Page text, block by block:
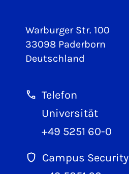
Warburger Str. 100
33098 Paderborn
Deutschland
Telefon
Universität
+49 5251 60-0
Campus Security